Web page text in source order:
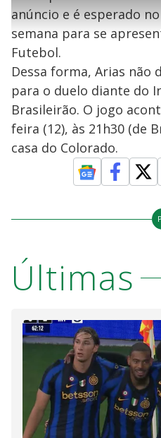
l
a
y
V
i
d
e
o
e
g
n
d
s
e
u
n
M
u
o
anúncio e é esperado
semana para se
Futebol.
Dessa forma, Arias não
para o duelo diante do
Brasileirão. O jogo
feira (12), às 21h30 (de
casa do Colorado.
Últimas